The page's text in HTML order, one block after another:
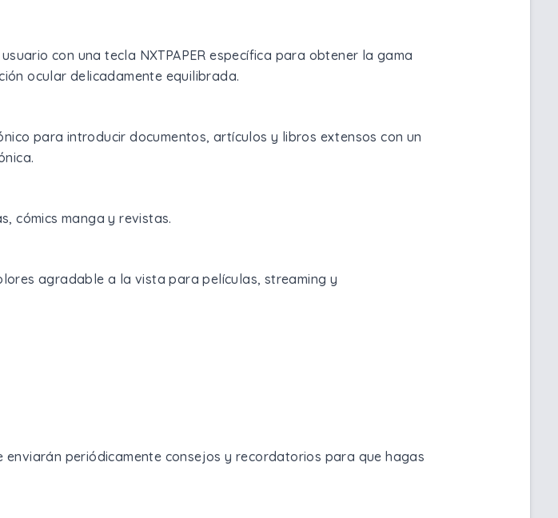
con una tecla NXTPAPER específica para obtener la gama
ocular delicadamente equilibrada.
para introducir documentos, artículos y libros extensos con un
cómics manga y revistas.
agradable a la vista para películas, streaming y
enviarán periódicamente consejos y recordatorios para que hagas